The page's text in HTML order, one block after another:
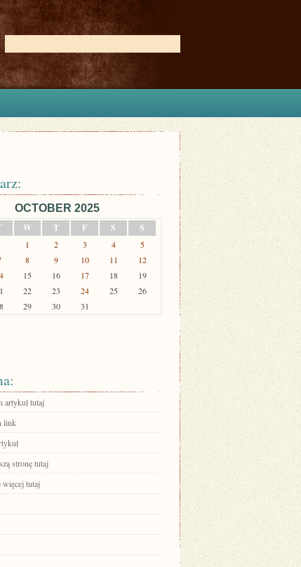
OCTOBER 2025
W T F S S
1 2 3 4
5
8 9 10 11
12
15 16 17 18
19
22 23 24 25
26
29 30 31
artykuł tutaj
link
stronę tutaj
tutaj